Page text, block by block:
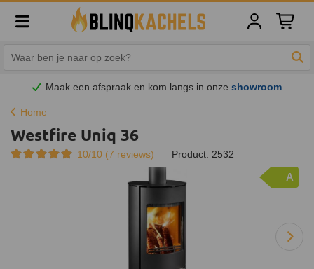
Maak een afspraak en kom langs in onzeshowroom
Home
Westfire Uniq 36
10/10 (7 reviews) Product: 2532
A